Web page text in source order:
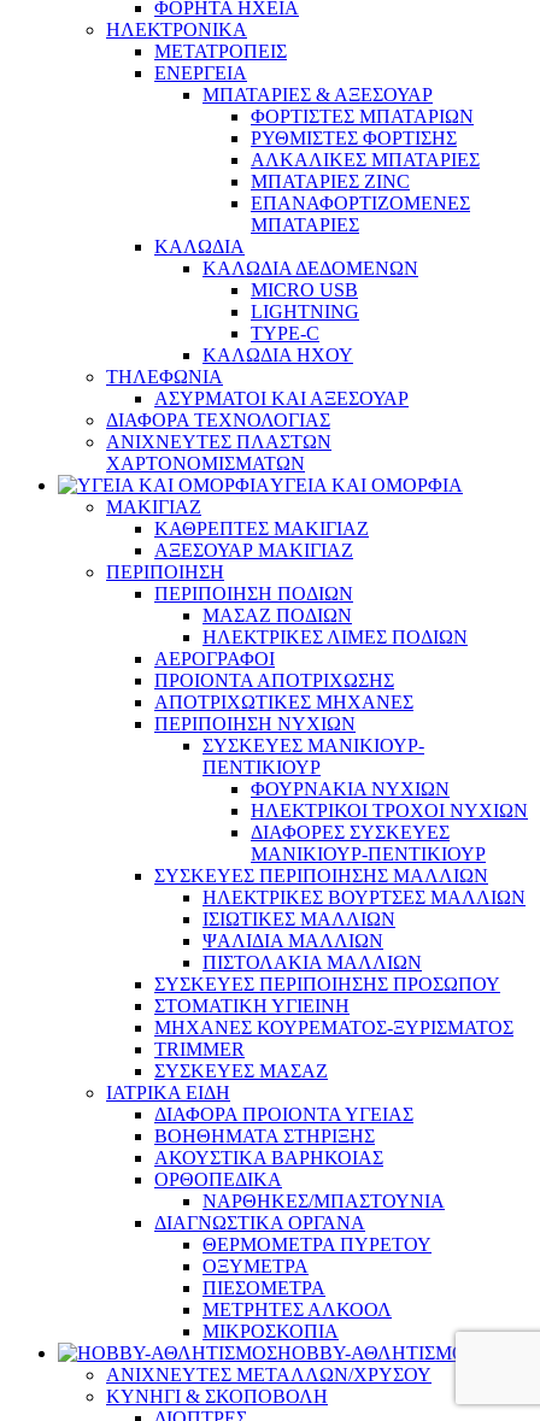
ΦΟΡΗΤΑ ΗΧΕΙΑ
ΗΛΕΚΤΡΟΝΙΚΑ
ΜΕΤΑΤΡΟΠΕΙΣ
ΕΝΕΡΓΕΙΑ
ΜΠΑΤΑΡΙΕΣ & ΑΞΕΣΟΥΑΡ
ΦΟΡΤΙΣΤΕΣ ΜΠΑΤΑΡΙΩΝ
ΡΥΘΜΙΣΤΕΣ ΦΟΡΤΙΣΗΣ
ΑΛΚΑΛΙΚΕΣ ΜΠΑΤΑΡΙΕΣ
ΜΠΑΤΑΡΙΕΣ ZINC
ΕΠΑΝΑΦΟΡΤΙΖΟΜΕΝΕΣ
ΜΠΑΤΑΡΙΕΣ
ΚΑΛΩΔΙΑ
ΚΑΛΩΔΙΑ ΔΕΔΟΜΕΝΩΝ
MICRO USB
LIGHTNING
TYPE-C
ΚΑΛΩΔΙΑ ΗΧΟΥ
ΤΗΛΕΦΩΝΙΑ
ΑΣΥΡΜΑΤΟΙ ΚΑΙ ΑΞΕΣΟΥΑΡ
ΔΙΑΦΟΡΑ ΤΕΧΝΟΛΟΓΙΑΣ
ΑΝΙΧΝΕΥΤΕΣ ΠΛΑΣΤΩΝ
ΧΑΡΤΟΝΟΜΙΣΜΑΤΩΝ
ΥΓΕΙΑ ΚΑΙ ΟΜΟΡΦΙΑ
ΜΑΚΙΓΙΑΖ
ΚΑΘΡΕΠΤΕΣ ΜΑΚΙΓΙΑΖ
ΑΞΕΣΟΥΑΡ ΜΑΚΙΓΙΑΖ
ΠΕΡΙΠΟΙΗΣΗ
ΠΕΡΙΠΟΙΗΣΗ ΠΟΔΙΩΝ
ΜΑΣΑΖ ΠΟΔΙΩΝ
ΗΛΕΚΤΡΙΚΕΣ ΛΙΜΕΣ ΠΟΔΙΩΝ
ΑΕΡΟΓΡΑΦΟΙ
ΠΡΟΙΟΝΤΑ ΑΠΟΤΡΙΧΩΣΗΣ
ΑΠΟΤΡΙΧΩΤΙΚΕΣ ΜΗΧΑΝΕΣ
ΠΕΡΙΠΟΙΗΣΗ ΝΥΧΙΩΝ
ΣΥΣΚΕΥΕΣ ΜΑΝΙΚΙΟΥΡ-
ΠΕΝΤΙΚΙΟΥΡ
ΦΟΥΡΝΑΚΙΑ ΝΥΧΙΩΝ
ΗΛΕΚΤΡΙΚΟΙ ΤΡΟΧΟΙ ΝΥΧΙΩΝ
ΔΙΑΦΟΡΕΣ ΣΥΣΚΕΥΕΣ
ΜΑΝΙΚΙΟΥΡ-ΠΕΝΤΙΚΙΟΥΡ
ΣΥΣΚΕΥΕΣ ΠΕΡΙΠΟΙΗΣΗΣ ΜΑΛΛΙΩΝ
ΗΛΕΚΤΡΙΚΕΣ ΒΟΥΡΤΣΕΣ ΜΑΛΛΙΩΝ
ΙΣΙΩΤΙΚΕΣ ΜΑΛΛΙΩΝ
ΨΑΛΙΔΙΑ ΜΑΛΛΙΩΝ
ΠΙΣΤΟΛΑΚΙΑ ΜΑΛΛΙΩΝ
ΣΥΣΚΕΥΕΣ ΠΕΡΙΠΟΙΗΣΗΣ ΠΡΟΣΩΠΟΥ
ΣΤΟΜΑΤΙΚΗ ΥΓΙΕΙΝΗ
ΜΗΧΑΝΕΣ ΚΟΥΡΕΜΑΤΟΣ-ΞΥΡΙΣΜΑΤΟΣ
TRIMMER
ΣΥΣΚΕΥΕΣ ΜΑΣΑΖ
ΙΑΤΡΙΚΑ ΕΙΔΗ
ΔΙΑΦΟΡΑ ΠΡΟΙΟΝΤΑ ΥΓΕΙΑΣ
ΒΟΗΘΗΜΑΤΑ ΣΤΗΡΙΞΗΣ
ΑΚΟΥΣΤΙΚΑ ΒΑΡΗΚΟΙΑΣ
ΟΡΘΟΠΕΔΙΚΑ
ΝΑΡΘΗΚΕΣ/ΜΠΑΣΤΟΥΝΙΑ
ΔΙΑΓΝΩΣΤΙΚΑ ΟΡΓΑΝΑ
ΘΕΡΜΟΜΕΤΡΑ ΠΥΡΕΤΟΥ
ΟΞΥΜΕΤΡΑ
ΠΙΕΣΟΜΕΤΡΑ
ΜΕΤΡΗΤΕΣ ΑΛΚΟΟΛ
ΜΙΚΡΟΣΚΟΠΙΑ
HOBBY-ΑΘΛΗΤΙΣΜΟΣ
ΑΝΙΧΝΕΥΤΕΣ ΜΕΤΑΛΛΩΝ/ΧΡΥΣΟΥ
ΚΥΝΗΓΙ & ΣΚΟΠΟΒΟΛΗ